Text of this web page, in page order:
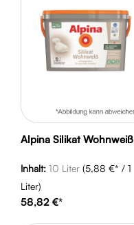
Alpina Silikat Wohnweiß
Inhalt: 10 Liter (5,88 €* / 1
Liter)
58,82 €*